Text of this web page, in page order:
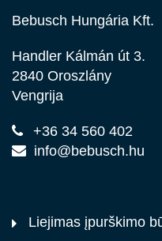
Bebusch Hungária Kft.
Handler Kálmán út 3.
2840 Oroszlány
Vengrija
+36 34 560 402
info@bebusch.hu
Liejimas įpurškimo